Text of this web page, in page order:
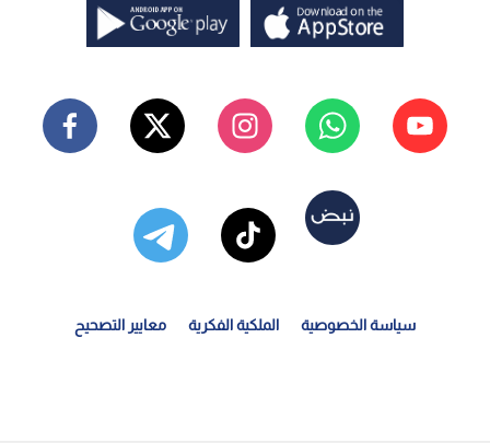
سياسة الخصوصية الملكية الفكرية معايير التصحيح